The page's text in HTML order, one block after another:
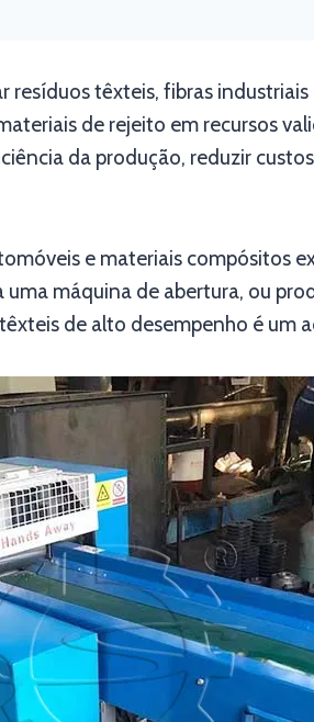
têxteis, fibras
de rejeito em recursos
da produção, reduzir
e materiais compósitos
máquina de abertura, ou
de alto desempenho é um